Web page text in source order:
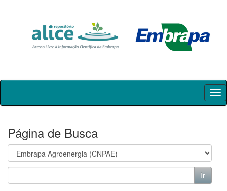
Skip
Página de Busca